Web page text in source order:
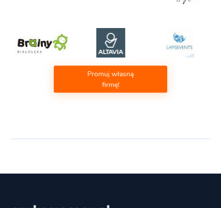
Promuj własną
firmę!